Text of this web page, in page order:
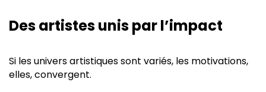
Des artistes unis par l’impact
Si les univers artistiques sont variés, les motivations,
elles, convergent.